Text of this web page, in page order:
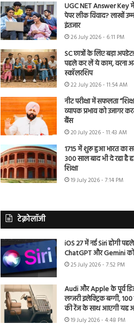
UGC NET Answer Key
पेपर लीक विवाद? लाखों
इंतजार
26 July 2026 - 6:11 PM
SC छात्रों के लिए बड़ा
पहले कर लें ये काम, वरना
स्कॉलरशिप
22 July 2026 - 11:54 AM
नीट परीक्षा में सफलता
व्यापक प्रभाव को उजागर
बैंस
20 July 2026 - 11:43 AM
1715 में शुरू हुआ भारत का
300 साल बाद भी दे रहा है
शिक्षा
19 July 2026 - 7:14 PM
टेक्नोलॉजी
iOS 27 में नई Siri होगी पहले
ChatGPT और Gemini
25 July 2026 - 7:52 PM
Audi और Apple के पूर्व
लग्जरी इलेक्ट्रिक बग्गी,
की रेंज के साथ आएगी यह
19 July 2026 - 4:48 PM